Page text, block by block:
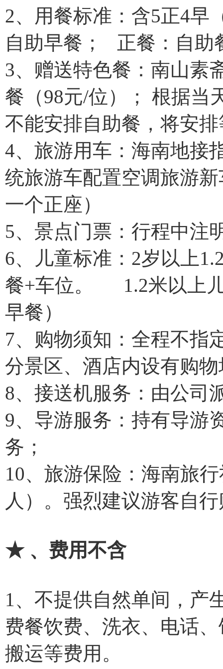
2、用餐标准：含5正4早
自助早餐； 正餐：自助
3、赠送特色餐：南山素
餐（98元/位）； 根据当
不能安排自助餐，将安
4、旅游用车：海南地接
统旅游车配置空调旅游
一个正座）
5、景点门票：行程中注
6、儿童标准：2岁以上
餐+车位。 1.2米以上儿
早餐）
7、购物须知：全程不指
分景区、酒店内设有购
8、接送机服务：由公司
9、导游服务：持有导游
务；
10、旅游保险：海南旅
人）。强烈建议游客自
★ 、费用不含
1、不提供自然单间，产
费餐饮费、洗衣、电话
搬运等费用。